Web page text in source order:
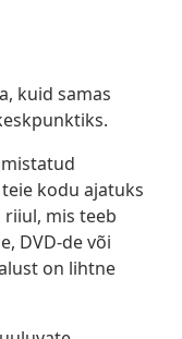
kuid samas
kodu ajatuks
riiul, mis teeb
DVD-de või
on lihtne